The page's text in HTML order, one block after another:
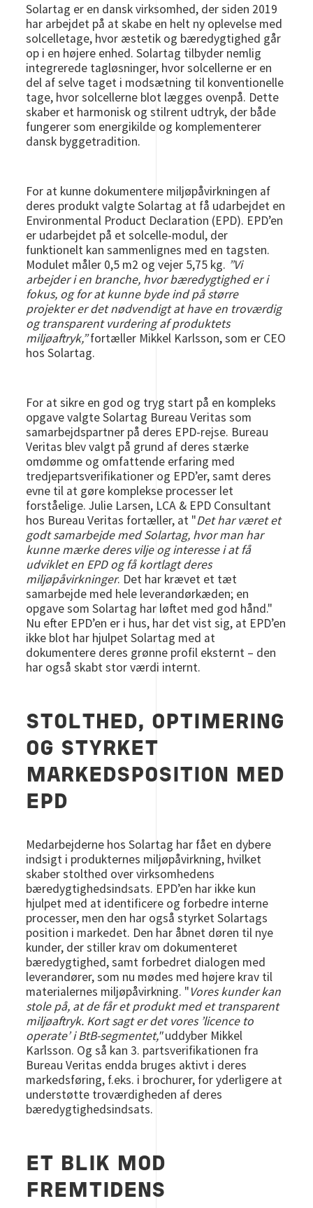
Solartag er en dansk virksomhed, der siden 2019
har arbejdet på at skabe en helt ny oplevelse med
solcelletage, hvor æstetik og bæredygtighed går
op i en højere enhed. Solartag tilbyder nemlig
integrerede tagløsninger, hvor solcellerne er en
del af selve taget i modsætning til konventionelle
tage, hvor solcellerne blot lægges ovenpå. Dette
skaber et harmonisk og stilrent udtryk, der både
fungerer som energikilde og komplementerer
dansk byggetradition.
For at kunne dokumentere miljøpåvirkningen af
deres produkt valgte Solartag at få udarbejdet en
Environmental Product Declaration (EPD). EPD’en
er udarbejdet på et solcelle-modul, der
funktionelt kan sammenlignes med en tagsten.
Modulet måler 0,5 m2 og vejer 5,75 kg. ”Vi
arbejder i en branche, hvor bæredygtighed er i
fokus, og for at kunne byde ind på større
projekter er det nødvendigt at have en troværdig
og transparent vurdering af produktets
miljøaftryk,”fortæller Mikkel Karlsson, som er CEO
hos Solartag.
For at sikre en god og tryg start på en kompleks
opgave valgte Solartag Bureau Veritas som
samarbejdspartner på deres EPD-rejse. Bureau
Veritas blev valgt på grund af deres stærke
omdømme og omfattende erfaring med
tredjepartsverifikationer og EPD’er, samt deres
evne til at gøre komplekse processer let
forståelige. Julie Larsen, LCA & EPD Consultant
hos Bureau Veritas fortæller, at "Det har været et
godt samarbejde med Solartag, hvor man har
kunne mærke deres vilje og interesse i at få
udviklet en EPD og få kortlagt deres
miljøpåvirkninger. Det har krævet et tæt
samarbejde med hele leverandørkæden; en
opgave som Solartag har løftet med god hånd."
Nu efter EPD’en er i hus, har det vist sig, at EPD’en
ikke blot har hjulpet Solartag med at
dokumentere deres grønne profil eksternt – den
har også skabt stor værdi internt.
STOLTHED, OPTIMERING
OG STYRKET
MARKEDSPOSITION MED
EPD
Medarbejderne hos Solartag har fået en dybere
indsigt i produkternes miljøpåvirkning, hvilket
skaber stolthed over virksomhedens
bæredygtighedsindsats. EPD’en har ikke kun
hjulpet med at identificere og forbedre interne
processer, men den har også styrket Solartags
position i markedet. Den har åbnet døren til nye
kunder, der stiller krav om dokumenteret
bæredygtighed, samt forbedret dialogen med
leverandører, som nu mødes med højere krav til
materialernes miljøpåvirkning. "Vores kunder kan
stole på, at de får et produkt med et transparent
miljøaftryk. Kort sagt er det vores ’licence to
operate’ i BtB-segmentet,"uddyber Mikkel
Karlsson. Og så kan 3. partsverifikationen fra
Bureau Veritas endda bruges aktivt i deres
markedsføring, f.eks. i brochurer, for yderligere at
understøtte troværdigheden af deres
bæredygtighedsindsats.
ET BLIK MOD
FREMTIDENS